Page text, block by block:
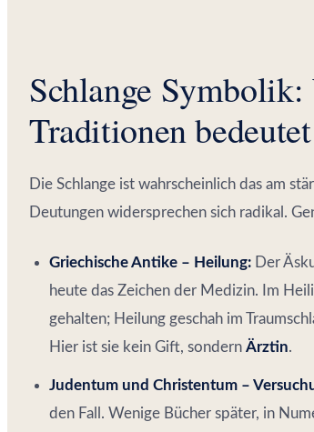
Schlange Symbolik:
Traditionen bedeutet
Die Schlange ist wahrscheinlich das am
Deutungen widersprechen sich radikal.
Griechische Antike – Heilung: Der
heute das Zeichen der Medizin. Im
gehalten; Heilung geschah im
Hier ist sie kein Gift, sondern Ärztin.
Judentum und Christentum –
den Fall. Wenige Bücher später, in